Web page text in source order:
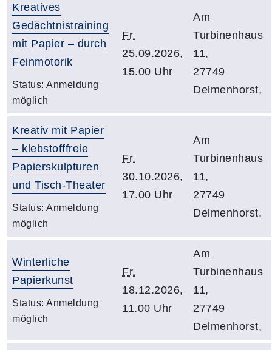
Kreatives
Gedächtnistraining
mit Papier – durch
Feinmotorik
Status: Anmeldung
möglich
Fr.
25.09.2026,
15.00 Uhr
Am
Turbinenhaus
11,
27749
Delmenhorst,
Kreativ mit Papier
– klebstofffreie
Papierskulpturen
und Tisch-Theater
Status: Anmeldung
möglich
Fr.
30.10.2026,
17.00 Uhr
Am
Turbinenhaus
11,
27749
Delmenhorst,
Winterliche
Papierkunst
Status: Anmeldung
möglich
Fr.
18.12.2026,
11.00 Uhr
Am
Turbinenhaus
11,
27749
Delmenhorst,